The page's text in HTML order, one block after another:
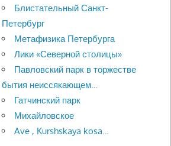
Блистательный Санкт-
Петербург
Метафизика Петербурга
Лики «Северной столицы»
Павловский парк в торжестве
бытия неиссякающем…
Гатчинский парк
Михайловское
Ave , Kurshskaya kosa…